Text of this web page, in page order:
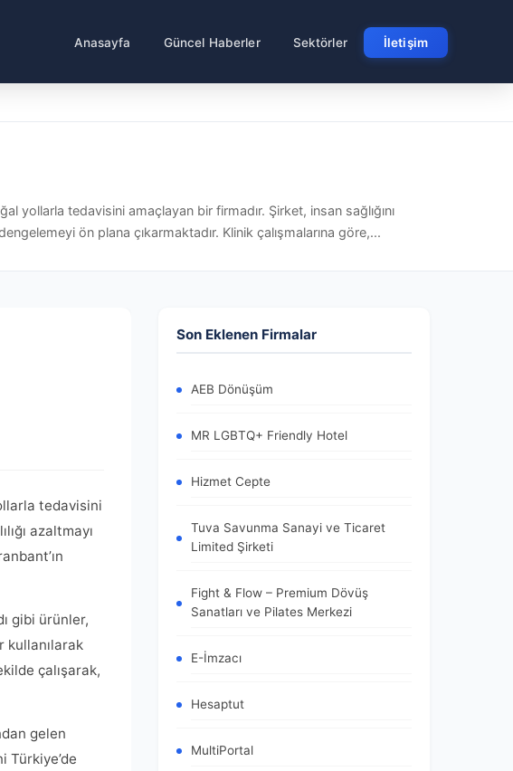
Anasayfa Güncel Haberler Sektörler İletişim
yollarla tedavisini amaçlayan bir firmadır. Şirket, insan sağlığını
ön plana çıkarmaktadır. Klinik çalışmalarına göre,...
tedavisini
azaltmayı
gibi ürünler,
kullanılarak
çalışarak,
gelen
Türkiye’de
Son Eklenen Firmalar
AEB Dönüşüm
MR LGBTQ+ Friendly Hotel
Hizmet Cepte
Tuva Savunma Sanayi ve Ticaret
Limited Şirketi
Fight & Flow – Premium Dövüş
Sanatları ve Pilates Merkezi
E-İmzacı
Hesaptut
MultiPortal